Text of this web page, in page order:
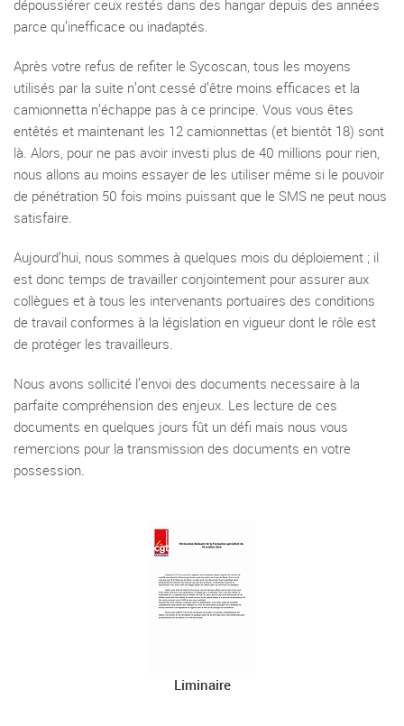
dépoussiérer ceux restés dans des hangar depuis des années
parce qu’inefficace ou inadaptés.
Après votre refus de refiter le Sycoscan, tous les moyens
utilisés par la suite n’ont cessé d’être moins efficaces et la
camionnetta n’échappe pas à ce principe. Vous vous êtes
entêtés et maintenant les 12 camionnettas (et bientôt 18) sont
là. Alors, pour ne pas avoir investi plus de 40 millions pour rien,
nous allons au moins essayer de les utiliser même si le pouvoir
de pénétration 50 fois moins puissant que le SMS ne peut nous
satisfaire.
Aujourd’hui, nous sommes à quelques mois du déploiement ; il
est donc temps de travailler conjointement pour assurer aux
collègues et à tous les intervenants portuaires des conditions
de travail conformes à la législation en vigueur dont le rôle est
de protéger les travailleurs.
Nous avons sollicité l’envoi des documents necessaire à la
parfaite compréhension des enjeux. Les lecture de ces
documents en quelques jours fût un défi mais nous vous
remercions pour la transmission des documents en votre
possession.
Liminaire